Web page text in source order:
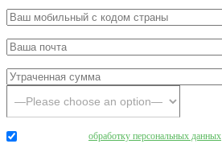
обработку персональных данных